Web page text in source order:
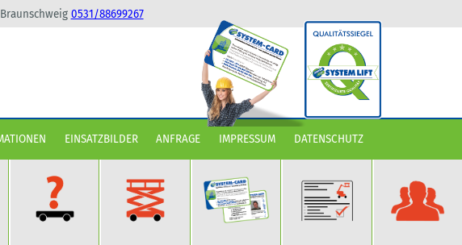
Braunschweig 0531/88699267
EINSATZBILDER ANFRAGE IMPRESSUM DATENSCHUTZ